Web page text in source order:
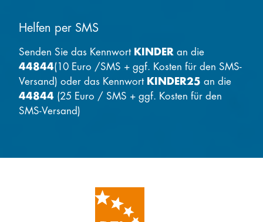
Helfen per SMS
Senden Sie das Kennwort KINDER an die
44844(10 Euro /SMS + ggf. Kosten für den SMS-
Versand) oder das Kennwort KINDER25 an die
44844 (25 Euro / SMS + ggf. Kosten für den
SMS-Versand)